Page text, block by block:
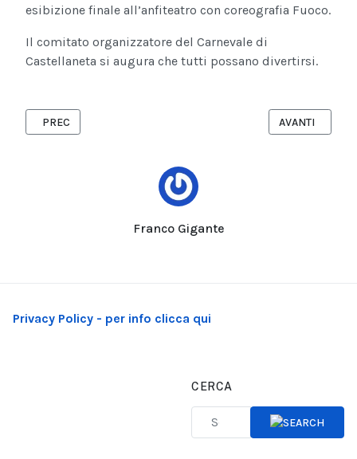
Franco Gigante
esibizione finale all’anfiteatro con coreografia Fuoco.
Il comitato organizzatore del Carnevale di
Castellaneta si augura che tutti possano divertirsi.
ARTICOLO PRECEDENTE: TARANTO, AGRICOLTURA IN
PREC ARTICOLO
AVANTI
Privacy Policy - per info clicca qui
CERCA